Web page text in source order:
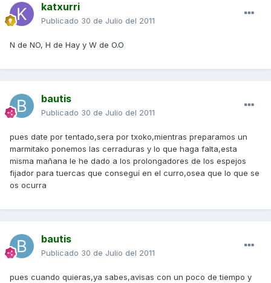
katxurri
Publicado 30 de Julio del 2011
N de NO, H de Hay y W de O.O
bautis
Publicado 30 de Julio del 2011
pues date por tentado,sera por txoko,mientras preparamos un
marmitako ponemos las cerraduras y lo que haga falta,esta
misma mañana le he dado a los prolongadores de los espejos
fijador para tuercas que conseguí en el curro,osea que lo que se
os ocurra
bautis
Publicado 30 de Julio del 2011
pues cuando quieras,ya sabes,avisas con un poco de tiempo y